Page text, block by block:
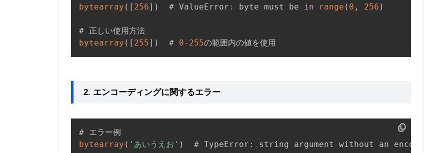
bytearray ( [ 256] )
  # ValueError
: byte must be in range ( 0 , 256 )
bytearray ( [ 255] )
  #
0- 255の範囲内の値を使用
2. エンコーディングに関するエラー
bytearray ( 'あいうえお' )
  # TypeError
: string argument without an encoding